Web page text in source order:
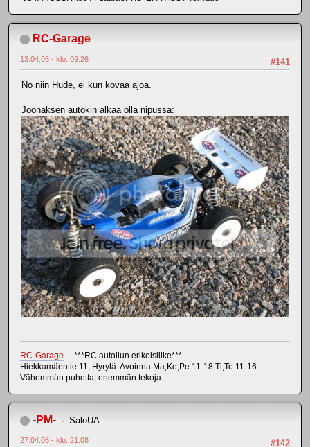
RC-Garage
#141
13.04.08 - klo: 09.26
No niin Hude, ei kun kovaa ajoa.
Joonaksen autokin alkaa olla nipussa:
RC-Garage ***RC autoilun erikoisliike***
Hiekkamäentie 11, Hyrylä. Avoinna Ma,Ke,Pe 11-18 Ti,To 11-16
Vähemmän puhetta, enemmän tekoja.
-PM- SaloUA
#142
27.04.08 - klo: 21.08